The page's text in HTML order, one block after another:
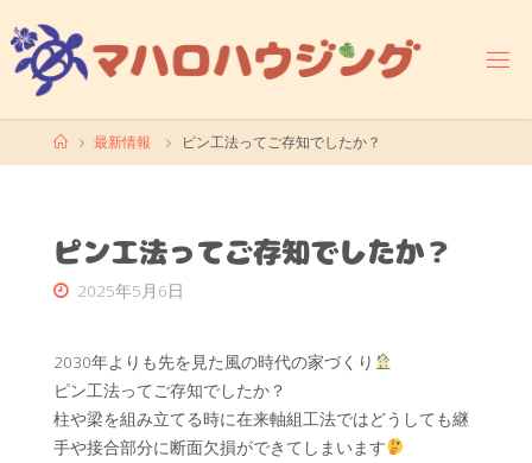
ン
テ
ホ
ー
最新情報 ピン工法ってご存知でしたか？
ピン工法ってご存知でしたか？
2025年5月6日
2030年よりも先を見た風の時代の家づくり
ピン工法ってご存知でしたか？
柱や梁を組み立てる時に在来軸組工法ではどうしても継
手や接合部分に断面欠損ができてしまいます